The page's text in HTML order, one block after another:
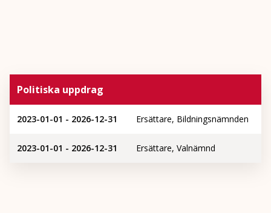
Politiska uppdrag
2023-01-01 - 2026-12-31 Ersättare, Bildningsnämnden
2023-01-01 - 2026-12-31 Ersättare, Valnämnd